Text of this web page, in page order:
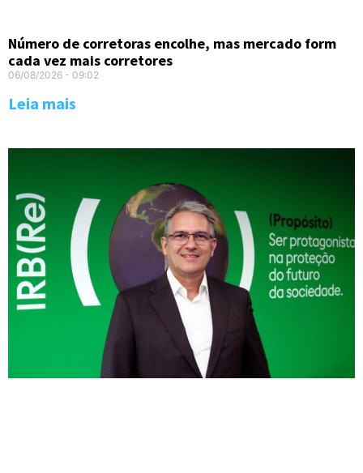
Número de corretoras encolhe, mas mercado form
cada vez mais corretores
06/08/2026 09:02
Leia mais